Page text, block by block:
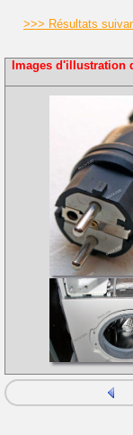
>>> Résultats
Images d'illustration